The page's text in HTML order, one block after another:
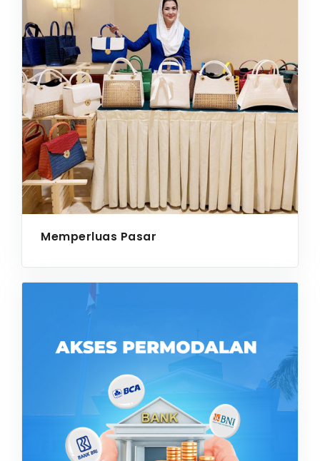
Memperluas Pasar